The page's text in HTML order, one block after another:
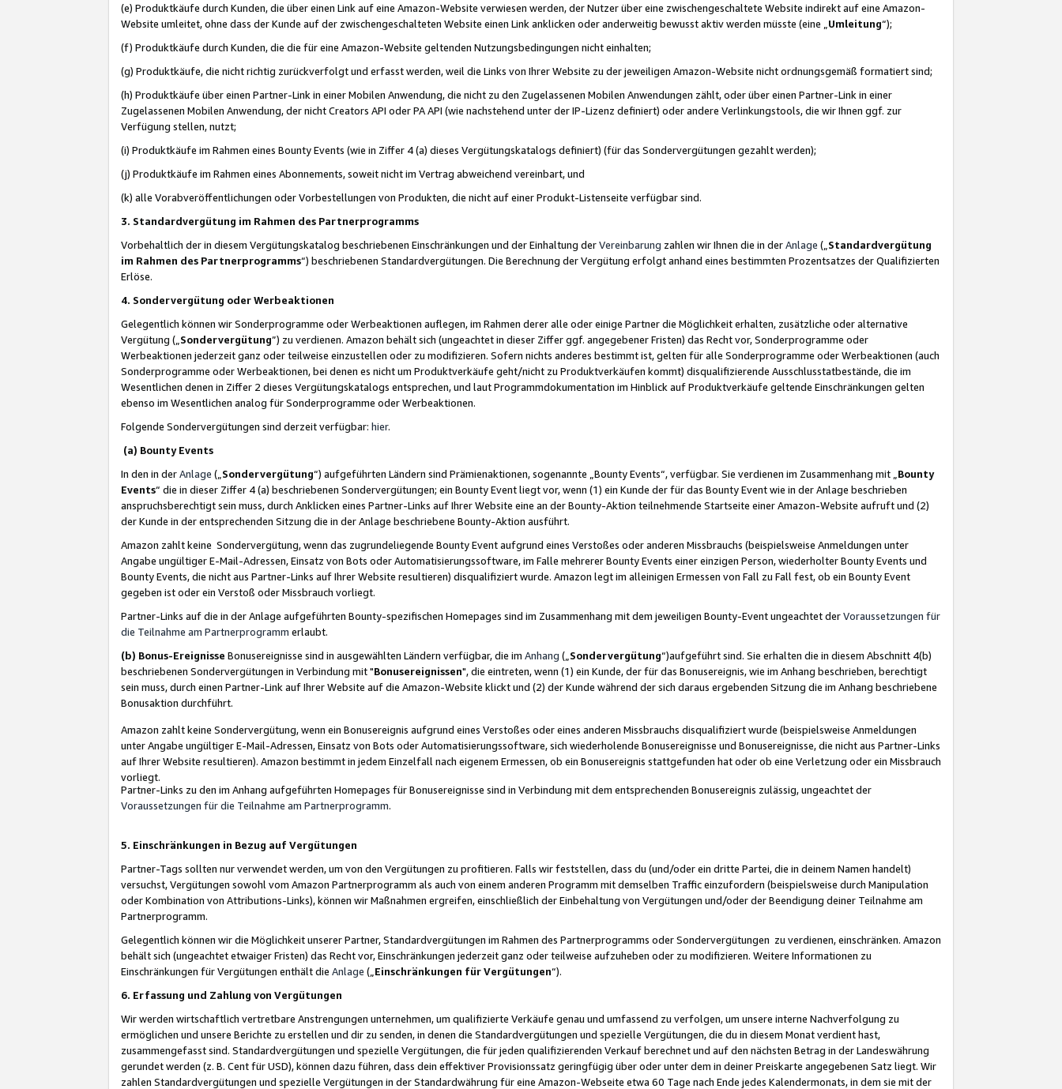
(e) Produktkäufe durch Kunden, die über einen Link auf eine Amazon-Website verwiesen werden, der Nutzer über eine zwischengeschaltete Website indirekt auf eine Amazon-
Website umleitet, ohne dass der Kunde auf der zwischengeschalteten Website einen Link anklicken oder anderweitig bewusst aktiv werden müsste (eine „ Umleitung“);
(f) Produktkäufe durch Kunden, die die für eine Amazon-Website geltenden Nutzungsbedingungen nicht einhalten;
(g) Produktkäufe, die nicht richtig zurückverfolgt und erfasst werden, weil die Links von Ihrer Website zu der jeweiligen Amazon-Website nicht ordnungsgemäß formatiert sind;
(h) Produktkäufe über einen Partner-Link in einer Mobilen Anwendung, die nicht zu den Zugelassenen Mobilen Anwendungen zählt, oder über einen Partner-Link in einer
Zugelassenen Mobilen Anwendung, der nicht Creators API oder PA API (wie nachstehend unter der IP-Lizenz definiert) oder andere Verlinkungstools, die wir Ihnen ggf. zur
Verfügung stellen, nutzt;
(i) Produktkäufe im Rahmen eines Bounty Events (wie in Ziffer 4 (a) dieses Vergütungskatalogs definiert) (für das Sondervergütungen gezahlt werden);
(j) Produktkäufe im Rahmen eines Abonnements, soweit nicht im Vertrag abweichend vereinbart, und
(k) alle Vorabveröffentlichungen oder Vorbestellungen von Produkten, die nicht auf einer Produkt-Listenseite verfügbar sind.
3. Standardvergütung im Rahmen des Partnerprogramms
Vorbehaltlich der in diesem Vergütungskatalog beschriebenen Einschränkungen und der Einhaltung derVereinbarung zahlen wir Ihnen die in derAnlage („ Standardvergütung
im Rahmen des Partnerprogramms“) beschriebenen Standardvergütungen. Die Berechnung der Vergütung erfolgt anhand eines bestimmten Prozentsatzes der Qualifizierten
Erlöse.
4. Sondervergütung oder Werbeaktionen
Gelegentlich können wir Sonderprogramme oder Werbeaktionen auflegen, im Rahmen derer alle oder einige Partner die Möglichkeit erhalten, zusätzliche oder alternative
Vergütung („ Sondervergütung”) zu verdienen. Amazon behält sich (ungeachtet in dieser Ziffer ggf. angegebener Fristen) das Recht vor, Sonderprogramme oder
Werbeaktionen jederzeit ganz oder teilweise einzustellen oder zu modifizieren. Sofern nichts anderes bestimmt ist, gelten für alle Sonderprogramme oder Werbeaktionen (auch
Sonderprogramme oder Werbeaktionen, bei denen es nicht um Produktverkäufe geht/nicht zu Produktverkäufen kommt) disqualifizierende Ausschlusstatbestände, die im
Wesentlichen denen in Ziffer 2 dieses Vergütungskatalogs entsprechen, und laut Programmdokumentation im Hinblick auf Produktverkäufe geltende Einschränkungen gelten
ebenso im Wesentlichen analog für Sonderprogramme oder Werbeaktionen.
Folgende Sondervergütungen sind derzeit verfügbar: hier.
(a) Bounty Events
In den in derAnlage („ Sondervergütung“) aufgeführten Ländern sind Prämienaktionen, sogenannte „Bounty Events“, verfügbar. Sie verdienen im Zusammenhang mit „ Bounty
Events“ die in dieser Ziffer 4 (a) beschriebenen Sondervergütungen; ein Bounty Event liegt vor, wenn (1) ein Kunde der für das Bounty Event wie in der Anlage beschrieben
anspruchsberechtigt sein muss, durch Anklicken eines Partner-Links auf Ihrer Website eine an der Bounty-Aktion teilnehmende Startseite einer Amazon-Website aufruft und (2)
der Kunde in der entsprechenden Sitzung die in der Anlage beschriebene Bounty-Aktion ausführt.
Amazon zahlt keine Sondervergütung, wenn das zugrundeliegende Bounty Event aufgrund eines Verstoßes oder anderen Missbrauchs (beispielsweise Anmeldungen unter
Angabe ungültiger E-Mail-Adressen, Einsatz von Bots oder Automatisierungssoftware, im Falle mehrerer Bounty Events einer einzigen Person, wiederholter Bounty Events und
Bounty Events, die nicht aus Partner-Links auf Ihrer Website resultieren) disqualifiziert wurde. Amazon legt im alleinigen Ermessen von Fall zu Fall fest, ob ein Bounty Event
gegeben ist oder ein Verstoß oder Missbrauch vorliegt.
Partner-Links auf die in der Anlage aufgeführten Bounty-spezifischen Homepages sind im Zusammenhang mit dem jeweiligen Bounty-Event ungeachtet derVoraussetzungen für
die Teilnahme am Partnerprogramm erlaubt.
(b) Bonus-Ereignisse Bonusereignisse sind in ausgewählten Ländern verfügbar, die im Anhang („ Sondervergütung“)aufgeführt sind. Sie erhalten die in diesem Abschnitt 4(b)
beschriebenen Sondervergütungen in Verbindung mit "Bonusereignissen", die eintreten, wenn (1) ein Kunde, der für das Bonusereignis, wie im Anhang beschrieben, berechtigt
sein muss, durch einen Partner-Link auf Ihrer Website auf die Amazon-Website klickt und (2) der Kunde während der sich daraus ergebenden Sitzung die im Anhang beschriebene
Bonusaktion durchführt.
Amazon zahlt keine Sondervergütung, wenn ein Bonusereignis aufgrund eines Verstoßes oder eines anderen Missbrauchs disqualifiziert wurde (beispielsweise Anmeldungen
unter Angabe ungültiger E-Mail-Adressen, Einsatz von Bots oder Automatisierungssoftware, sich wiederholende Bonusereignisse und Bonusereignisse, die nicht aus Partner-Links
auf Ihrer Website resultieren). Amazon bestimmt in jedem Einzelfall nach eigenem Ermessen, ob ein Bonusereignis stattgefunden hat oder ob eine Verletzung oder ein Missbrauch
vorliegt.
Partner-Links zu den im Anhang aufgeführten Homepages für Bonusereignisse sind in Verbindung mit dem entsprechenden Bonusereignis zulässig, ungeachtet der
Voraussetzungen für die Teilnahme am Partnerprogramm.
5. Einschränkungen in Bezug auf Vergütungen
Partner-Tags sollten nur verwendet werden, um von den Vergütungen zu profitieren. Falls wir feststellen, dass du (und/oder ein dritte Partei, die in deinem Namen handelt)
versuchst, Vergütungen sowohl vom Amazon Partnerprogramm als auch von einem anderen Programm mit demselben Traffic einzufordern (beispielsweise durch Manipulation
oder Kombination von Attributions-Links), können wir Maßnahmen ergreifen, einschließlich der Einbehaltung von Vergütungen und/oder der Beendigung deiner Teilnahme am
Partnerprogramm.
Gelegentlich können wir die Möglichkeit unserer Partner, Standardvergütungen im Rahmen des Partnerprogramms oder Sondervergütungen zu verdienen, einschränken. Amazon
behält sich (ungeachtet etwaiger Fristen) das Recht vor, Einschränkungen jederzeit ganz oder teilweise aufzuheben oder zu modifizieren. Weitere Informationen zu
Einschränkungen für Vergütungen enthält die Anlage („ Einschränkungen für Vergütungen“).
6. Erfassung und Zahlung von Vergütungen
Wir werden wirtschaftlich vertretbare Anstrengungen unternehmen, um qualifizierte Verkäufe genau und umfassend zu verfolgen, um unsere interne Nachverfolgung zu
ermöglichen und unsere Berichte zu erstellen und dir zu senden, in denen die Standardvergütungen und spezielle Vergütungen, die du in diesem Monat verdient hast,
zusammengefasst sind. Standardvergütungen und spezielle Vergütungen, die für jeden qualifizierenden Verkauf berechnet und auf den nächsten Betrag in der Landeswährung
gerundet werden (z. B. Cent für USD), können dazu führen, dass dein effektiver Provisionssatz geringfügig über oder unter dem in deiner Preiskarte angegebenen Satz liegt. Wir
zahlen Standardvergütungen und spezielle Vergütungen in der Standardwährung für eine Amazon-Webseite etwa 60 Tage nach Ende jedes Kalendermonats, in dem sie mit der